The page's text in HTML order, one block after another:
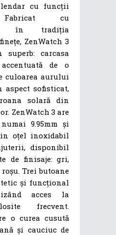
cu funcții
Fabricat cu
în tradiția
ZenWatch 3
carcasa
de o
culoarea aurului
aspect sofisticat,
solară din
ZenWatch 3 are
9.95mm și
oțel inoxidabil
disponibil
de finisaje: gri,
Trei butoane
și funcțional
acces la
frecvent.
o curea cusută
și cauciuc de